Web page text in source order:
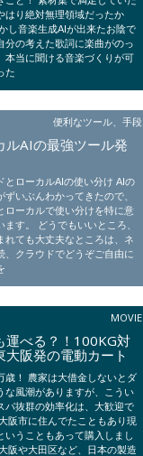
はり絶対無理領域だったか
し音楽生成AIが出来たお陰で
分の考えた歌詞に楽曲がのっ
本当に聞ける音楽づくりが可
た
便利なツール、手段
ルAIの最強ツール発
とローカルAIの使い分け AIの
ずいぶんわかってきたので、
ローカルで使い分けを特に意
ます。 どうでもいいところ、
れても大丈夫なところは、ネ
、クラウドでどうぞご自由に
MOVIE
運べる？！100KG対
阪発の電動カート
歳！ 農家は大借金しないとダ
な風潮がありますが、こうい
パ抜群の効率化は、大歓迎で
阪市に住んでたこともあり現
いうこともあって購入しまし
阪や大田区など、日本の製造